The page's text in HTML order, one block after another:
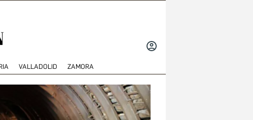
VALLADOLID ZAMORA